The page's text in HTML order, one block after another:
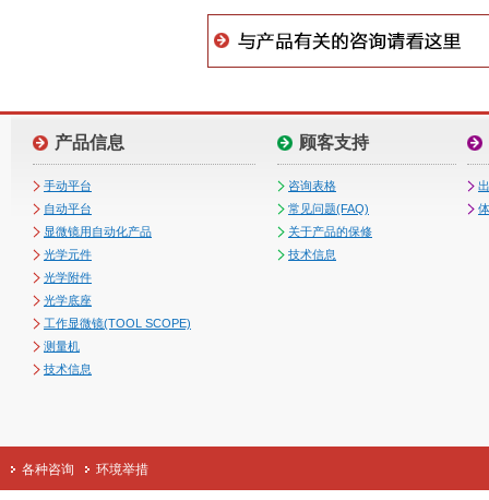
产品信息
手动平台
自动平台
显微镜用自动化产品
光学元件
光学附件
光学底座
工作显微镜(TOOL SCOPE)
测量机
技术信息
顾客支持
咨询表格
常见问题(FAQ)
关于产品的保修
技术信息
各种咨询 环境举措